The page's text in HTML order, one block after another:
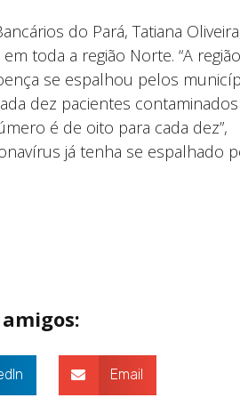
do Pará, Tatiana
toda a região Norte. “A
se espalhou pelos
dez pacientes
é de oito para cada dez”,
já tenha se espalhado
Email